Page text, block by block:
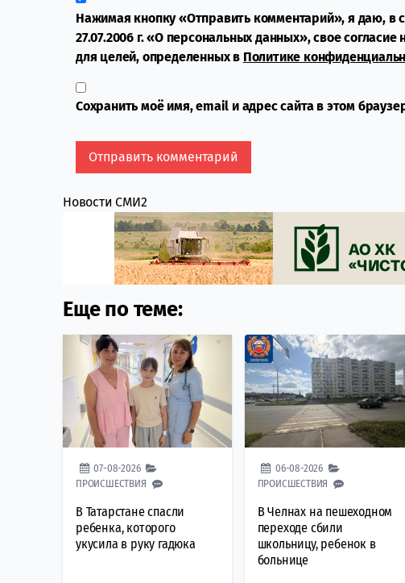
Нажимая кнопку «Отправить комментарий», я даю,
27.07.2006 г. «О персональных данных», свое
для целей, определенных в Политике
Сохранить моё имя, email и адрес сайта в этом
Новости СМИ2
Еще по теме:
07-08-2026
ПРОИСШЕСТВИЯ
В Татарстане спасли
ребенка, которого
укусила в руку гадюка
06-08-2026
ПРОИСШЕСТВИЯ
В Челнах на пешеходном
переходе сбили
школьницу, ребенок в
больнице